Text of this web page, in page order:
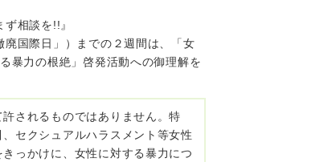
相談を!!』
国際日」）までの２週間は、「女
暴力の根絶」啓発活動への御理解を
されるものではありません。特
セクシュアルハラスメント等女性
っかけに、女性に対する暴力につ